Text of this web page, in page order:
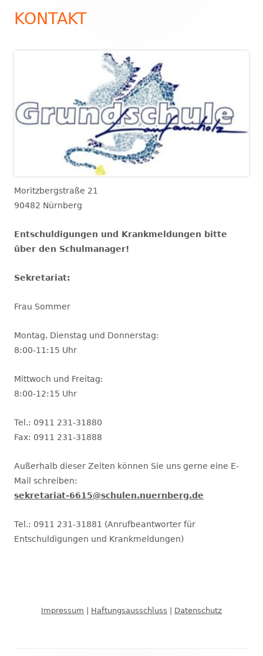
Seitenleiste
KONTAKT
Moritzbergstraße 21
90482 Nürnberg
Entschuldigungen und Krankmeldungen bitte
über den Schulmanager!
Sekretariat:
Frau Sommer
Montag, Dienstag und Donnerstag:
8:00-11:15 Uhr
Mittwoch und Freitag:
8:00-12:15 Uhr
Tel.: 0911 231-31880
Fax: 0911 231-31888
Außerhalb dieser Zeiten können Sie uns gerne eine E-
Mail schreiben:
sekretariat-6615@schulen.nuernberg.de
Tel.: 0911 231-31881 (Anrufbeantworter für
Entschuldigungen und Krankmeldungen)
Impressum Haftungsausschluss Datenschutz